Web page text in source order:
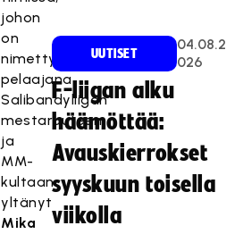
johon
on
nimetty
pelaajana
Salibandyliigan
mestaruuteen
ja
MM-
kultaan
yltänyt
Mika
UUTISET
04.08.2
026
F-liigan alku
häämöttää:
Avauskierrokset
syyskuun toisella
viikolla